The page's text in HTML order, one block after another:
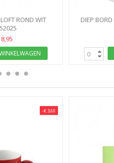
ROND WIT
DIEP
-€ 3,60